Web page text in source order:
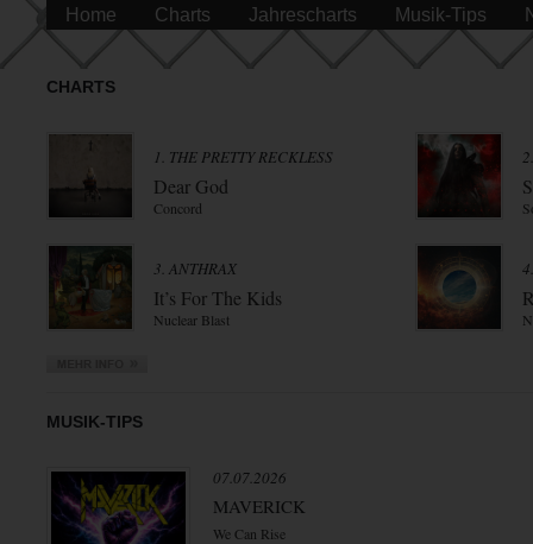
Home Charts Jahrescharts Musik-Tips
CHARTS
1. THE PRETTY RECKLESS
Dear God
Concord
3. ANTHRAX
It’s For The Kids
Nuclear Blast
MUSIK-TIPS
07.07.2026
MAVERICK
We Can Rise